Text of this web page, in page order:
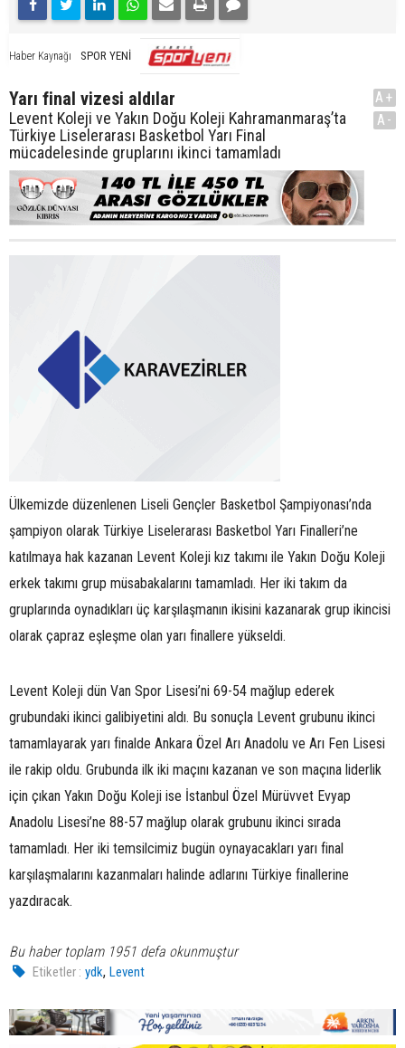
Haber Kaynağı SPOR YENİ
Yarı final vizesi aldılar
Levent Koleji ve Yakın Doğu Koleji Kahramanmaraş’ta
Türkiye Liselerarası Basketbol Yarı Final
mücadelesinde gruplarını ikinci tamamladı
A+
A-
Ülkemizde düzenlenen Liseli Gençler Basketbol Şampiyonası’nda
şampiyon olarak Türkiye Liselerarası Basketbol Yarı Finalleri’ne
katılmaya hak kazanan Levent Koleji kız takımı ile Yakın Doğu Koleji
erkek takımı grup müsabakalarını tamamladı. Her iki takım da
gruplarında oynadıkları üç karşılaşmanın ikisini kazanarak grup ikincisi
olarak çapraz eşleşme olan yarı finallere yükseldi.
Levent Koleji dün Van Spor Lisesi’ni 69-54 mağlup ederek
grubundaki ikinci galibiyetini aldı. Bu sonuçla Levent grubunu ikinci
tamamlayarak yarı finalde Ankara Özel Arı Anadolu ve Arı Fen Lisesi
ile rakip oldu. Grubunda ilk iki maçını kazanan ve son maçına liderlik
için çıkan Yakın Doğu Koleji ise İstanbul Özel Mürüvvet Evyap
Anadolu Lisesi’ne 88-57 mağlup olarak grubunu ikinci sırada
tamamladı. Her iki temsilcimiz bugün oynayacakları yarı final
karşılaşmalarını kazanmaları halinde adlarını Türkiye finallerine
yazdıracak.
Bu haber toplam 1951 defa okunmuştur
Etiketler : ydk,Levent